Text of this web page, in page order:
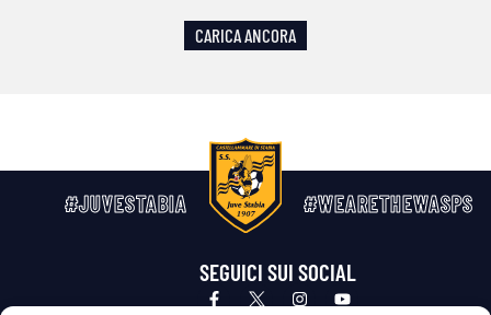
CARICA ANCORA
#JUVESTABIA #WEARETHEWASPS
SEGUICI SUI SOCIAL